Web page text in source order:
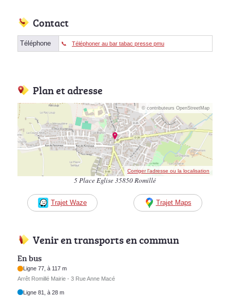
Contact
Téléphone Téléphoner au bar tabac presse pmu
Plan et adresse
© contributeurs OpenStreetMap
Corriger l’adresse ou la localisation
5 Place Eglise 35850 Romillé
Trajet Waze Trajet Maps
Venir en transports en commun
En bus
Ligne 77, à 117 m
Arrêt Romillé Mairie - 3 Rue Anne Macé
Ligne 81, à 28 m